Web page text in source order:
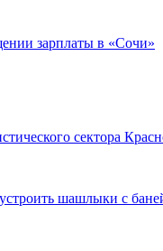
зарплаты в «Сочи»
сектора
шашлыки с